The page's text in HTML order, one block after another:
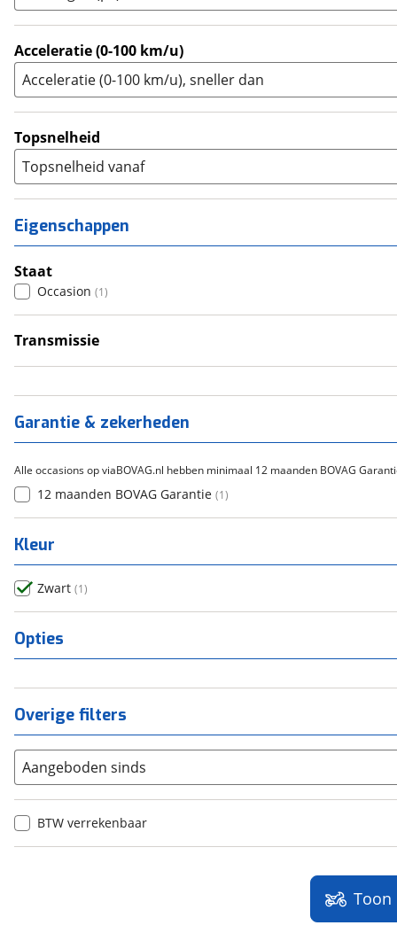
Zijspan 0)
Acceleratie (0-100 km/u)
Acceleratie (0-100 km/u), sneller dan
Topsnelheid
Topsnelheid vanaf
Eigenschappen
Staat
Occasion (1)
Transmissie
Garantie & zekerheden
Alle occasions op viaBOVAG.nl hebben minimaal 12 maanden BOVAG
12 maanden BOVAG Garantie (1)
Kleur
Zwart (1)
Opties
Overige filters
Aangeboden sinds
BTW verrekenbaar
Toon